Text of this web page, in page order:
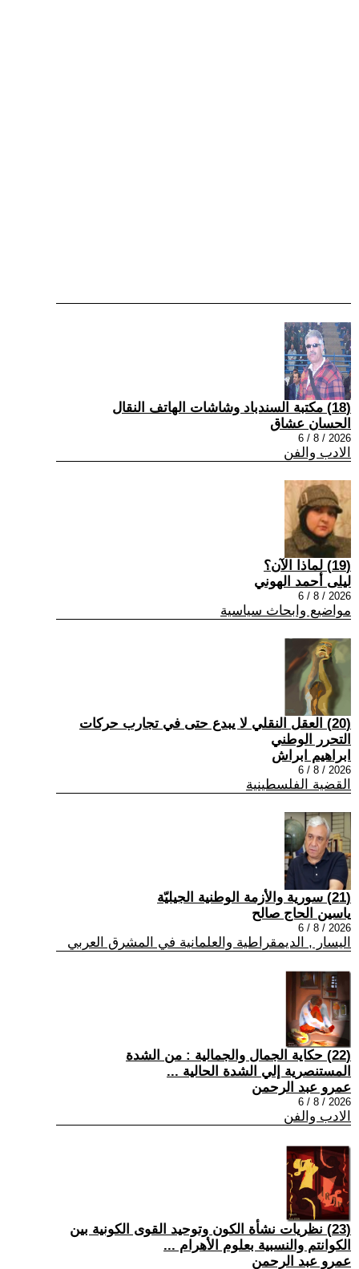
(18) مكتبة السندباد وشاشات الهاتف النقال
الحسان عشاق
2026 / 8 / 6
الادب والفن
(19) لماذا الآن؟
ليلى أحمد الهوني
2026 / 8 / 6
مواضيع وابحاث سياسية
(20) العقل النقلي لا يبدع حتى في تجارب حركات
التحرر الوطني
ابراهيم ابراش
2026 / 8 / 6
القضية الفلسطينية
(21) سورية والأزمة الوطنية الجيليّة
ياسين الحاج صالح
2026 / 8 / 6
اليسار , الديمقراطية والعلمانية في المشرق العربي
(22) حكاية الجمال والجمالية : من الشدة
المستنصرية إلي الشدة الحالية ...
عمرو عبد الرحمن
2026 / 8 / 6
الادب والفن
(23) نظريات نشأة الكون وتوحيد القوى الكونية بين
الكوانتم والنسبية بعلوم الأهرام ...
عمرو عبد الرحمن